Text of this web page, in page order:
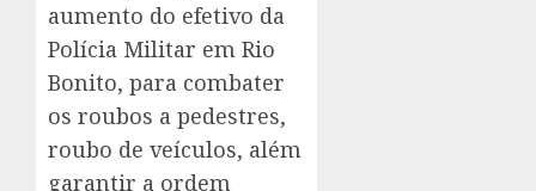
aumento do efetivo da
Polícia Militar em Rio
Bonito, para combater
os roubos a pedestres,
roubo de veículos, além
garantir a ordem